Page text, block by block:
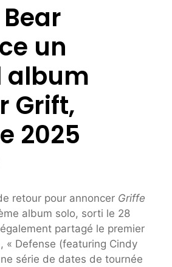
un
album
Grift,
2025
retour pour annoncer Griffe
album solo, sorti le 28
partagé le premier
« Defense (featuring Cindy
série de dates de tournée